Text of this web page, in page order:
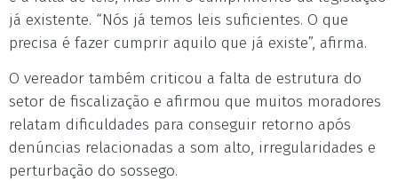
já existente. “Nós já temos leis suficientes. O que
precisa é fazer cumprir aquilo que já existe”, afirma.
O vereador também criticou a falta de estrutura do
setor de fiscalização e afirmou que muitos moradores
relatam dificuldades para conseguir retorno após
denúncias relacionadas a som alto, irregularidades e
perturbação do sossego.